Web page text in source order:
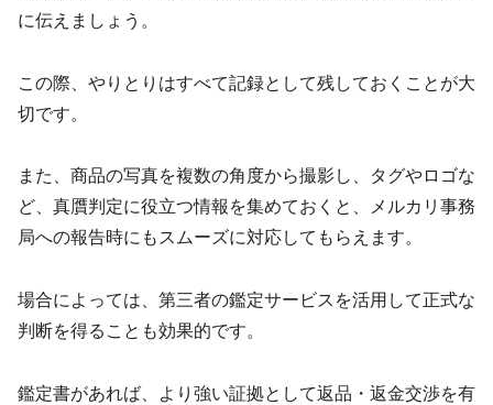
に伝えましょう。
この際、やりとりはすべて記録として残しておくことが大
切です。
また、商品の写真を複数の角度から撮影し、タグやロゴな
ど、真贋判定に役立つ情報を集めておくと、メルカリ事務
局への報告時にもスムーズに対応してもらえます。
場合によっては、第三者の鑑定サービスを活用して正式な
判断を得ることも効果的です。
鑑定書があれば、より強い証拠として返品・返金交渉を有